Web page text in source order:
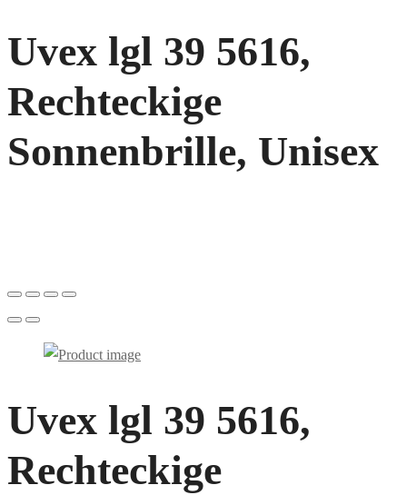
Uvex lgl 39 5616,
Rechteckige
Sonnenbrille, Unisex
Uvex lgl 39 5616,
Rechteckige